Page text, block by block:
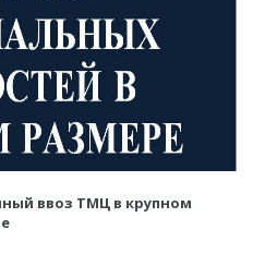
ввоз ТМЦ в крупном